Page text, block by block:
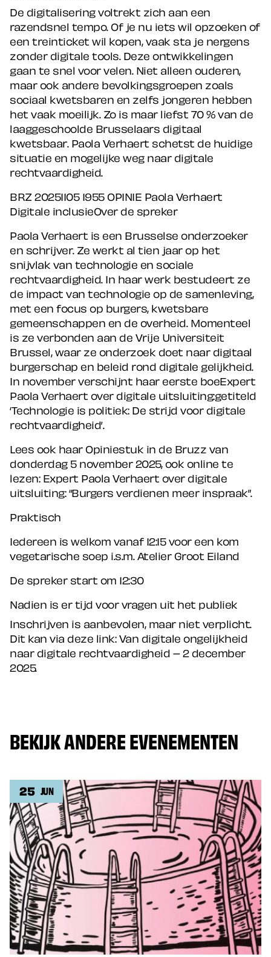
De digitalisering voltrekt zich aan een
razendsnel tempo. Of je nu iets wil opzoeken of
een treinticket wil kopen, vaak sta je nergens
zonder digitale tools. Deze ontwikkelingen
gaan te snel voor velen. Niet alleen ouderen,
maar ook andere bevolkingsgroepen zoals
sociaal kwetsbaren en zelfs jongeren hebben
het vaak moeilijk. Zo is maar liefst 70 % van de
laaggeschoolde Brusselaars digitaal
kwetsbaar. Paola Verhaert schetst de huidige
situatie en mogelijke weg naar digitale
rechtvaardigheid.
BRZ 20251105 1955 OPINIE Paola Verhaert
Digitale inclusieOver de spreker
Paola Verhaert is een Brusselse onderzoeker
en schrijver. Ze werkt al tien jaar op het
snijvlak van technologie en sociale
rechtvaardigheid. In haar werk bestudeert ze
de impact van technologie op de samenleving,
met een focus op burgers, kwetsbare
gemeenschappen en de overheid. Momenteel
is ze verbonden aan de Vrije Universiteit
Brussel, waar ze onderzoek doet naar digitaal
burgerschap en beleid rond digitale gelijkheid.
In november verschijnt haar eerste boeExpert
Paola Verhaert over digitale uitsluiting:getiteld
‘Technologie is politiek: De strijd voor digitale
rechtvaardigheid’.
Lees ook haar Opiniestuk in de Bruzz van
donderdag 5 november 2025, ook online te
lezen: Expert Paola Verhaert over digitale
uitsluiting: “Burgers verdienen meer inspraak”.
Praktisch
Iedereen is welkom vanaf 12:15 voor een kom
vegetarische soep i.s.m. Atelier Groot Eiland
De spreker start om 12:30
Nadien is er tijd voor vragen uit het publiek
Inschrijven is aanbevolen, maar niet verplicht.
Dit kan via deze link: Van digitale ongelijkheid
naar digitale rechtvaardigheid – 2 december
2025.
BEKIJK ANDERE EVENEMENTEN
25 JUN